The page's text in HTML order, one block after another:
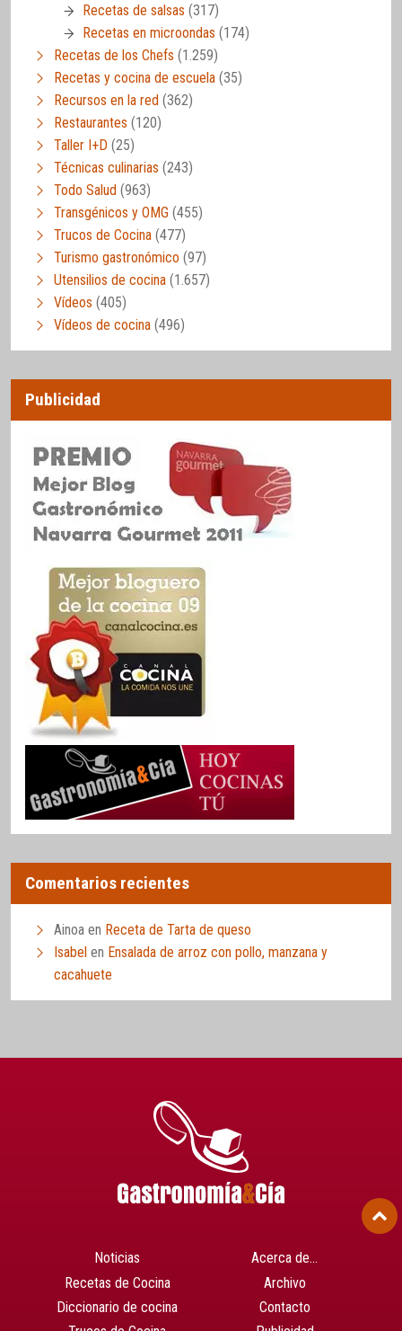
Recetas de salsas (317)
Recetas en microondas (174)
Recetas de los Chefs (1.259)
Recetas y cocina de escuela (35)
Recursos en la red (362)
Restaurantes (120)
Taller I+D (25)
Técnicas culinarias (243)
Todo Salud (963)
Transgénicos y OMG (455)
Trucos de Cocina (477)
Turismo gastronómico (97)
Utensilios de cocina (1.657)
Vídeos (405)
Vídeos de cocina (496)
Publicidad
Comentarios recientes
Ainoa en Receta de Tarta de queso
Isabel en Ensalada de arroz con pollo, manzana y
cacahuete
Noticias
Recetas de Cocina
Diccionario de cocina
Acerca de…
Archivo
Contacto